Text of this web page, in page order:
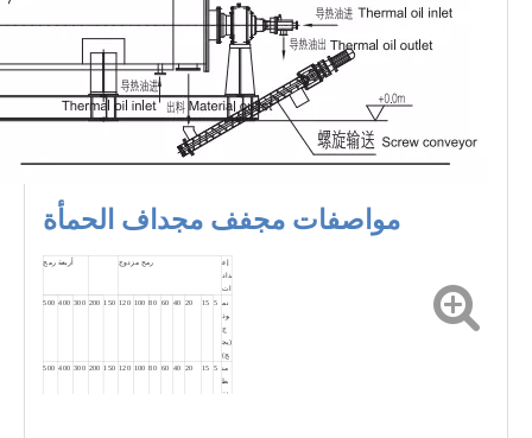
مواصفات مجفف مجداف الحمأة
إع
داد
ات
رمح مزدوج أربعة رمح
نم
وذ
ج
(يج
ج)
5
15
20
40
60
80
100
120
150
200
300
400
500
من
ط
قة
5
15
20
40
60
80
100
120
150
200
300
400
500